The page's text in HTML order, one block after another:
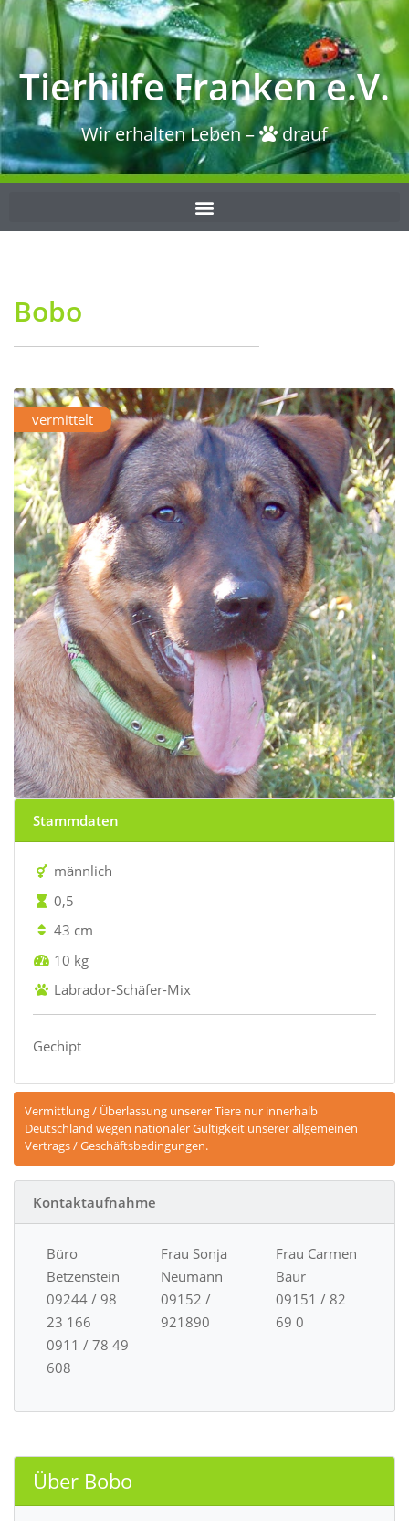
Tierhilfe Franken e.V.
Wir erhalten Leben – drauf
Bobo
vermittelt
Stammdaten
männlich
0,5
43 cm
10 kg
Labrador-Schäfer-Mix
Gechipt
Vermittlung / Überlassung unserer Tiere nur innerhalb
Deutschland wegen nationaler Gültigkeit unserer allgemeinen
Vertrags / Geschäftsbedingungen.
Kontaktaufnahme
Büro
Betzenstein
09244 / 98
23 166
0911 / 78 49
608
Frau Sonja
Neumann
09152 /
921890
Frau Carmen
Baur
09151 / 82
69 0
Über Bobo